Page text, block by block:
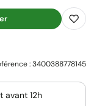
:3400388778145
avant 12h